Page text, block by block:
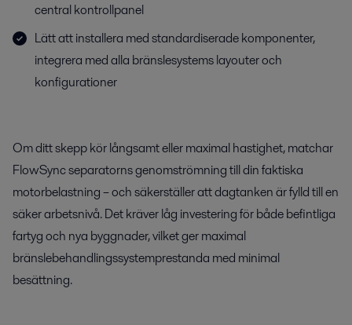
central kontrollpanel
Lätt att installera med standardiserade komponenter,
integrera med alla bränslesystems layouter och
konfigurationer
Om ditt skepp kör långsamt eller maximal hastighet, matchar
FlowSync separatorns genomströmning till din faktiska
motorbelastning – och säkerställer att dagtanken är fylld till en
säker arbetsnivå. Det kräver låg investering för både befintliga
fartyg och nya byggnader, vilket ger maximal
bränslebehandlingssystemprestanda med minimal
besättning.